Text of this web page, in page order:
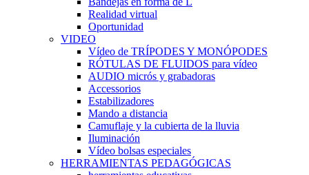
Realidad virtual
Oportunidad
VIDEO
Vídeo de TRÍPODES Y MONÓPODES
RÓTULAS DE FLUIDOS para vídeo
AUDIO micrós y grabadoras
Accessorios
Estabilizadores
Mando a distancia
Camuflaje y la cubierta de la lluvia
Iluminación
Vídeo bolsas especiales
HERRAMIENTAS PEDAGÓGICAS